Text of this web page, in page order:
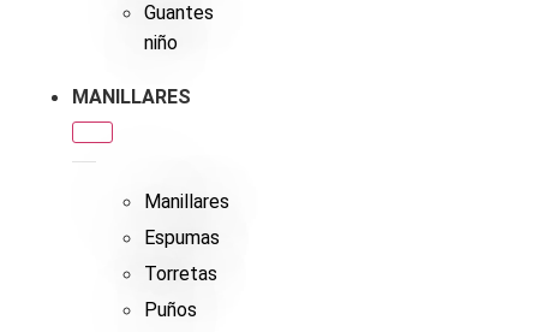
Guantes
niño
MANILLARES
Manillares
Espumas
Torretas
Puños